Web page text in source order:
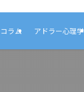
コラム アドラー心理学